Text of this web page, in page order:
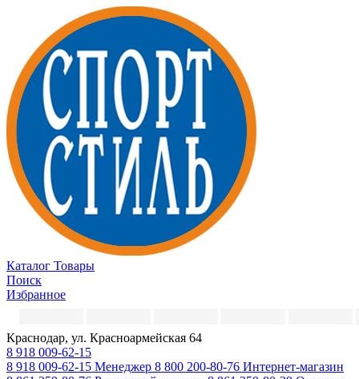
Каталог Товары
Поиск
Избранное
Краснодар, ул. Красноармейская 64
8 918 009-62-15
8 918 009-62-15 Менеджер 8 800 200-80-76 Интернет-магазин